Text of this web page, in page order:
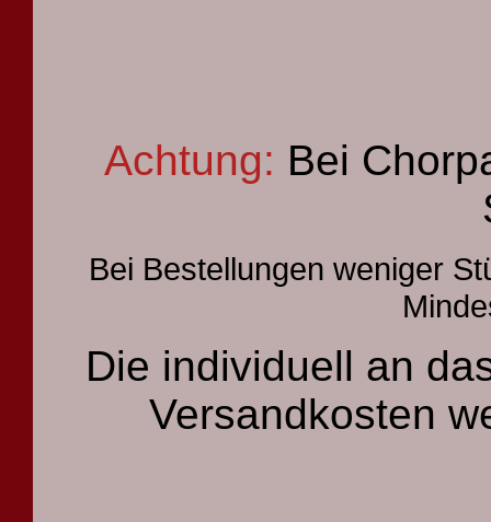
Achtung: Bei
Bei Bestellungen weniger
Die individuell an
Versandkosten